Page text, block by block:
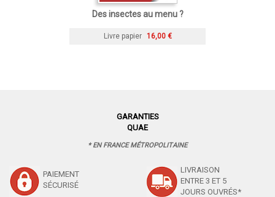
Des insectes au menu ?
Livre papier 16,00 €
GARANTIES
QUAE
* EN FRANCE MÉTROPOLITAINE
PAIEMENT
SÉCURISÉ
LIVRAISON
ENTRE 3 ET 5
JOURS OUVRÉS*